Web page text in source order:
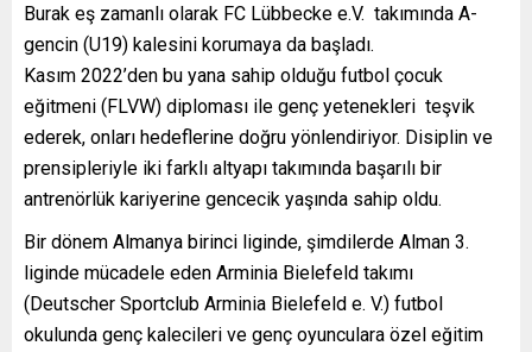
Burak eş zamanlı olarak FC Lübbecke e.V. takımında A-
gencin (U19) kalesini korumaya da başladı.
Kasım 2022’den bu yana sahip olduğu futbol çocuk
eğitmeni (FLVW) diploması ile genç yetenekleri teşvik
ederek, onları hedeflerine doğru yönlendiriyor. Disiplin ve
prensipleriyle iki farklı altyapı takımında başarılı bir
antrenörlük kariyerine gencecik yaşında sahip oldu.
Bir dönem Almanya birinci liginde, şimdilerde Alman 3.
liginde mücadele eden Arminia Bielefeld takımı
(Deutscher Sportclub Arminia Bielefeld e. V.) futbol
okulunda genç kalecileri ve genç oyunculara özel eğitim